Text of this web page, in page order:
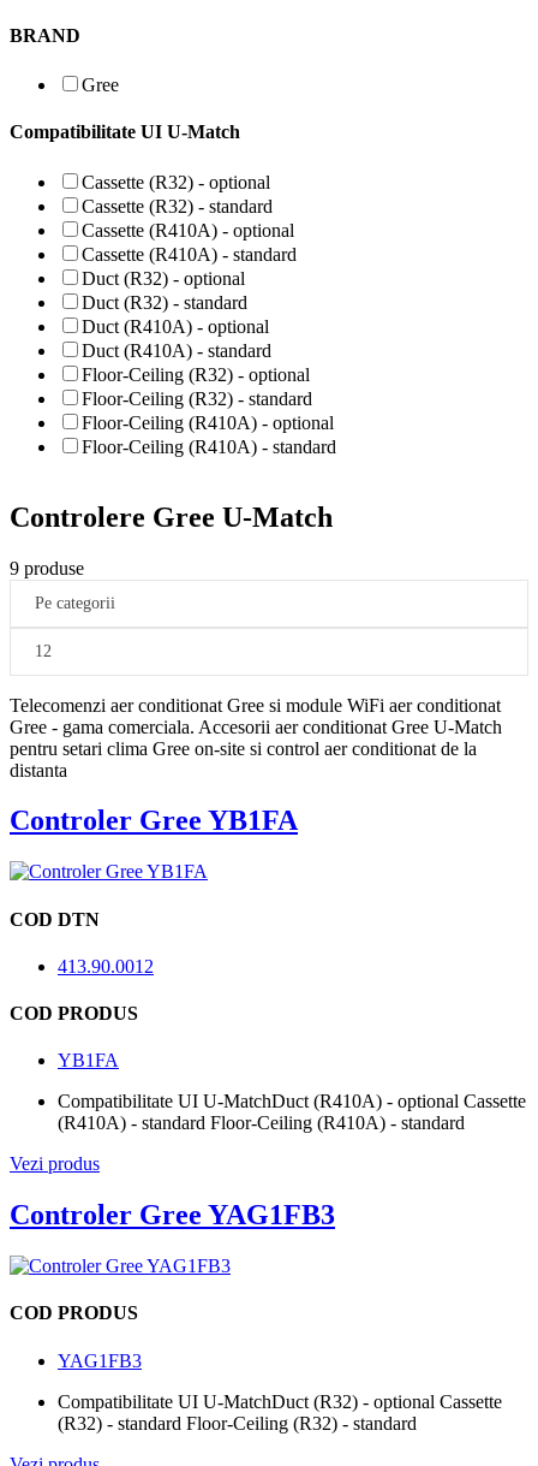
BRAND
Gree
Compatibilitate UI U-Match
Cassette (R32) - optional
Cassette (R32) - standard
Cassette (R410A) - optional
Cassette (R410A) - standard
Duct (R32) - optional
Duct (R32) - standard
Duct (R410A) - optional
Duct (R410A) - standard
Floor-Ceiling (R32) - optional
Floor-Ceiling (R32) - standard
Floor-Ceiling (R410A) - optional
Floor-Ceiling (R410A) - standard
Controlere Gree U-Match
9 produse
Pe categorii
12
Telecomenzi aer conditionat Gree si module WiFi aer conditionat
Gree - gama comerciala. Accesorii aer conditionat Gree U-Match
pentru setari clima Gree on-site si control aer conditionat de la
distanta
Controler Gree YB1FA
COD DTN
413.90.0012
COD PRODUS
YB1FA
Compatibilitate UI U-MatchDuct (R410A) - optional Cassette
(R410A) - standard Floor-Ceiling (R410A) - standard
Vezi produs
Controler Gree YAG1FB3
COD PRODUS
YAG1FB3
Compatibilitate UI U-MatchDuct (R32) - optional Cassette
(R32) - standard Floor-Ceiling (R32) - standard